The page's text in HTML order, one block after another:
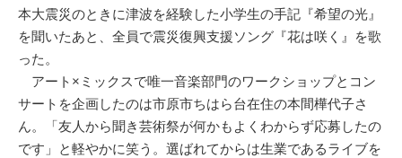
本大震災のときに津波を経験した小学生の手記『希望の光』
を聞いたあと、全員で震災復興支援ソング『花は咲く』を歌
った。
アート×ミックスで唯一音楽部門のワークショップとコン
サートを企画したのは市原市ちはら台在住の本間樺代子さ
ん。「友人から聞き芸術祭が何かもよくわからず応募したの
です」と軽やかに笑う。選ばれてからは生業であるライブを